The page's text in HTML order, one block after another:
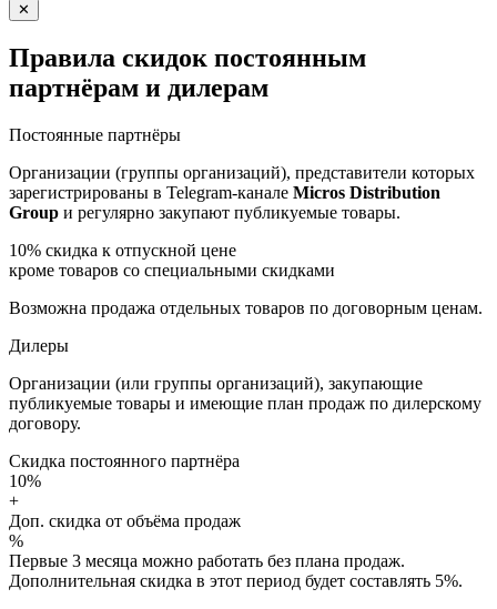
✕
Правила скидок постоянным
партнёрам и дилерам
Постоянные партнёры
Организации (группы организаций), представители которых
зарегистрированы в Telegram-канале Micros Distribution
Group и регулярно закупают публикуемые товары.
10% скидка к отпускной цене
кроме товаров со специальными скидками
Возможна продажа отдельных товаров по договорным ценам.
Дилеры
Организации (или группы организаций), закупающие
публикуемые товары и имеющие план продаж по дилерскому
договору.
Скидка постоянного партнёра
10%
+
Доп. скидка от объёма продаж
%
Первые 3 месяца можно работать без плана продаж.
Дополнительная скидка в этот период будет составлять 5%.